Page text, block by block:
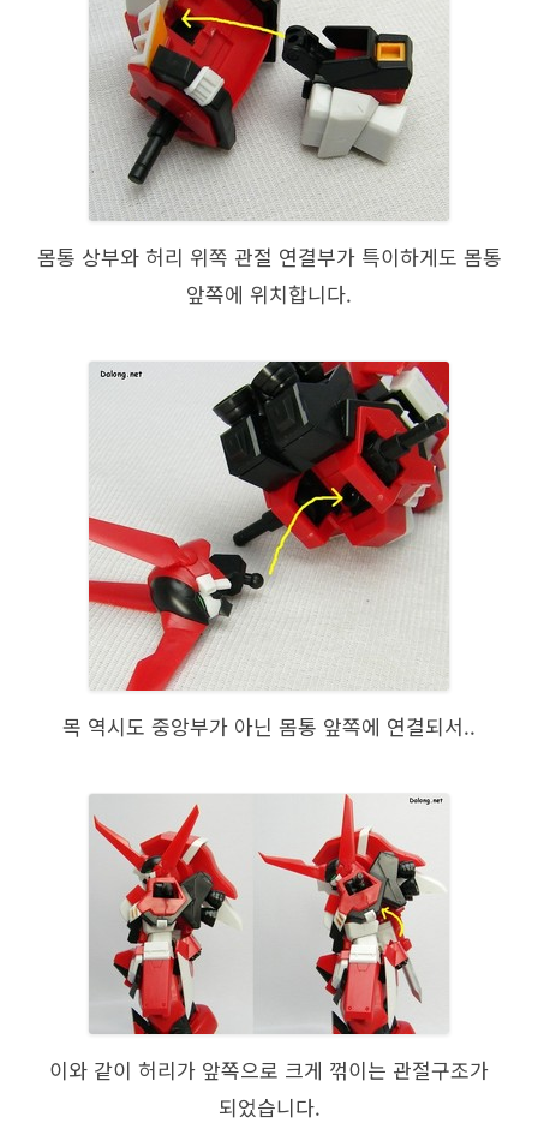
몸통 상부와 허리 위쪽 관절 연결부가 특이하게도 몸통
앞쪽에 위치합니다.
목 역시도 중앙부가 아닌 몸통 앞쪽에 연결되서..
이와 같이 허리가 앞쪽으로 크게 꺾이는 관절구조가
되었습니다.